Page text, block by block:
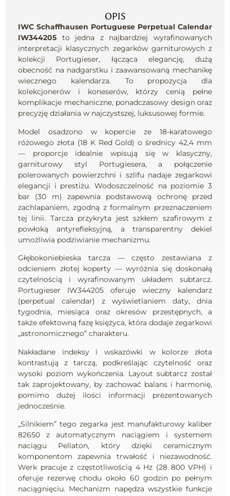
OPIS
IWC Schaffhausen Portuguese Perpetual Calendar
IW344205 to jedna z najbardziej wyrafinowanych
interpretacji klasycznych zegarków garniturowych z
kolekcji Portugieser, łącząca elegancję, dużą
obecność na nadgarstku i zaawansowaną mechanikę
wiecznego kalendarza. To propozycja dla
kolekcjonerów i koneserów, którzy cenią pełne
komplikacje mechaniczne, ponadczasowy design oraz
precyzję działania w najczystszej, luksusowej formie.
Model osadzono w kopercie ze 18-karatowego
różowego złota (18 K Red Gold) o średnicy 42,4 mm
— proporcje idealnie wpisują się w klasyczny,
garniturowy styl Portugiesera, a połączenie
polerowanych powierzchni i szlifu nadaje zegarkowi
elegancji i prestiżu. Wodoszczelność na poziomie 3
bar (30 m) zapewnia podstawową ochronę przed
zachlapaniem, zgodną z formalnym przeznaczeniem
tej linii. Tarcza przykryta jest szkłem szafirowym z
powłoką antyrefleksyjną, a transparentny dekiel
umożliwia podziwianie mechanizmu.
Głębokoniebieska tarcza — często zestawiana z
odcieniem złotej koperty — wyróżnia się doskonałą
czytelnością i wyrafinowanym układem subtarcz.
Portugieser IW344205 oferuje wieczny kalendarz
(perpetual calendar) z wyświetlaniem daty, dnia
tygodnia, miesiąca oraz okresów przestępnych, a
także efektowną fazę księżyca, która dodaje zegarkowi
„astronomicznego” charakteru.
Nakładane indeksy i wskazówki w kolorze złota
kontrastują z tarczą, podkreślając czytelność oraz
wysoki poziom wykończenia. Layout subtarcz został
tak zaprojektowany, by zachować balans i harmonię,
pomimo dużej ilości informacji prezentowanych
jednocześnie.
„Silnikiem” tego zegarka jest manufakturowy kaliber
82650 z automatycznym naciągiem i systemem
naciągu Pellaton, który dzięki ceramicznym
komponentom zapewnia trwałość i niezawodność.
Werk pracuje z częstotliwością 4 Hz (28 800 VPH) i
oferuje rezerwę chodu około 60 godzin po pełnym
naciągnięciu. Mechanizm napędza wszystkie funkcje